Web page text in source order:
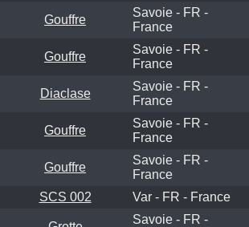
Gouffre
Savoie - FR -
France
Gouffre
Savoie - FR -
France
Diaclase
Savoie - FR -
France
Gouffre
Savoie - FR -
France
Gouffre
Savoie - FR -
France
SCS 002 Var - FR - France
Savoie - FR -